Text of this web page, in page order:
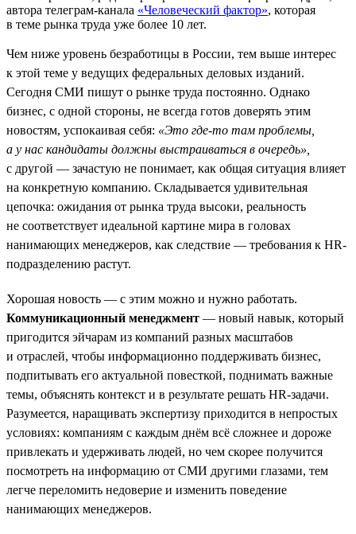
автора телеграм-канала «Человеческий фактор», которая
в теме рынка труда уже более 10 лет.
Чем ниже уровень безработицы в России, тем выше интерес
к этой теме у ведущих федеральных деловых изданий.
Сегодня СМИ пишут о рынке труда постоянно. Однако
бизнес, с одной стороны, не всегда готов доверять этим
новостям, успокаивая себя: «Это где-то там проблемы,
а у нас кандидаты должны выстраиваться в очередь»,
с другой — зачастую не понимает, как общая ситуация влияет
на конкретную компанию. Складывается удивительная
цепочка: ожидания от рынка труда высоки, реальность
не соответствует идеальной картине мира в головах
нанимающих менеджеров, как следствие — требования к HR-
подразделению растут.
Хорошая новость — с этим можно и нужно работать.
Коммуникационный менеджмент — новый навык, который
пригодится эйчарам из компаний разных масштабов
и отраслей, чтобы информационно поддерживать бизнес,
подпитывать его актуальной повесткой, поднимать важные
темы, объяснять контекст и в результате решать HR-задачи.
Разумеется, наращивать экспертизу приходится в непростых
условиях: компаниям с каждым днём всё сложнее и дороже
привлекать и удерживать людей, но чем скорее получится
посмотреть на информацию от СМИ другими глазами, тем
легче переломить недоверие и изменить поведение
нанимающих менеджеров.